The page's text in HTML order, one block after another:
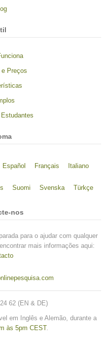
e Preços
Español Français Italiano
Suomi Svenska Türkçe
nos
para o ajudar com qualquer
mais informações aqui:
62 (EN & DE)
em Inglês e Alemão, durante a
às 5pm CEST.